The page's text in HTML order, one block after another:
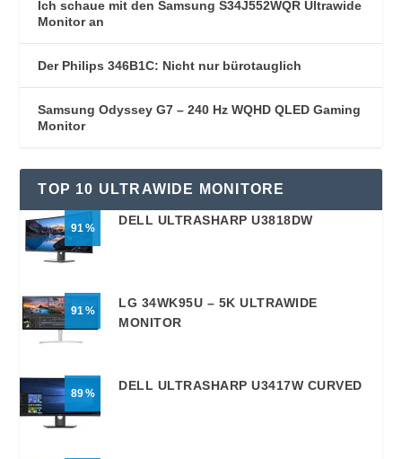
Ich schaue mit den Samsung S34J552WQR Ultrawide
Monitor an
Der Philips 346B1C: Nicht nur bürotauglich
Samsung Odyssey G7 – 240 Hz WQHD QLED Gaming
Monitor
TOP 10 ULTRAWIDE MONITORE
91
DELL ULTRASHARP U3818DW
91
LG 34WK95U – 5K ULTRAWIDE
MONITOR
89
DELL ULTRASHARP U3417W CURVED